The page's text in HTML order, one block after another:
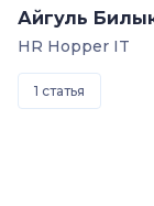
Айгуль
HR Hopper IT
1 статья